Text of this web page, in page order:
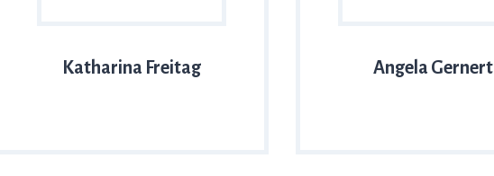
Katharina Freitag Angela Gernert